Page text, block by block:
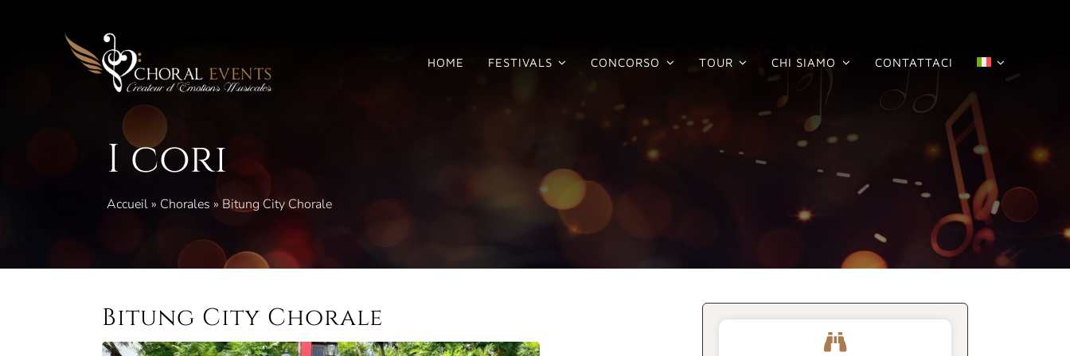
HOME FESTIVALS CONCORSO TOUR CHI SIAMO CONTATTACI
I cori
Accueil » Chorales » Bitung City Chorale
Bitung City Chorale